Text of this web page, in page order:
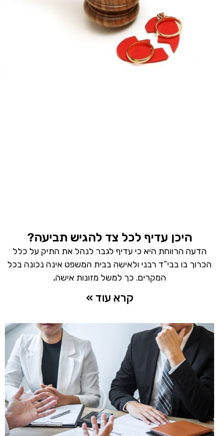
היכן עדיף לכל צד להגיש תביעה?
הדעה הרווחת היא כי עדיף לגבר לנהל את התיק על כלל
הכרוך בו בבי”ד רבני ולאישה בבית המשפט אינה נכונה בכל
המקרים. כך למשל מזונות אישה,
קרא עוד »